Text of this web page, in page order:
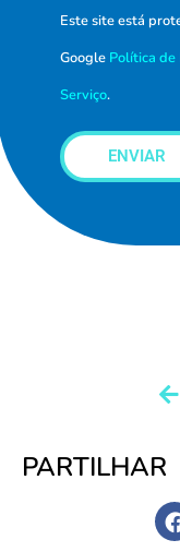
Este site está
Google Política
Serviço.
ENVIAR
PARTILHAR